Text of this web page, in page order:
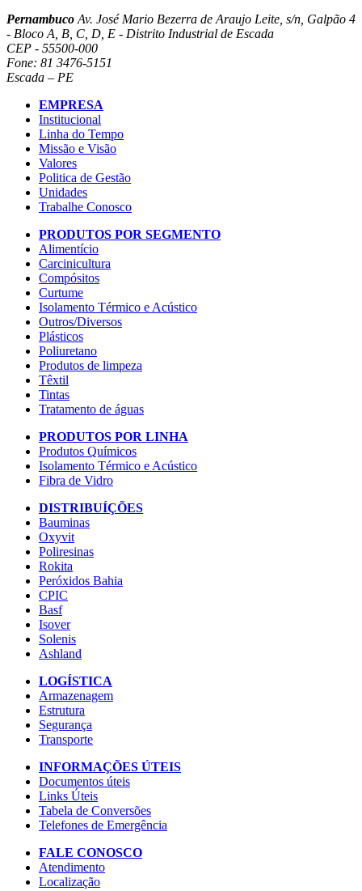
Pernambuco Av. José Mario Bezerra de Araujo Leite, s/n, Galpão 4
- Bloco A, B, C, D, E - Distrito Industrial de Escada
CEP - 55500-000
Fone: 81 3476-5151
Escada – PE
EMPRESA
Institucional
Linha do Tempo
Missão e Visão
Valores
Politica de Gestão
Unidades
Trabalhe Conosco
PRODUTOS POR SEGMENTO
Alimentício
Carcinicultura
Compósitos
Curtume
Isolamento Térmico e Acústico
Outros/Diversos
Plásticos
Poliuretano
Produtos de limpeza
Têxtil
Tintas
Tratamento de águas
PRODUTOS POR LINHA
Produtos Químicos
Isolamento Térmico e Acústico
Fibra de Vidro
DISTRIBUÍÇÕES
Bauminas
Oxyvit
Poliresinas
Rokita
Peróxidos Bahia
CPIC
Basf
Isover
Solenis
Ashland
LOGÍSTICA
Armazenagem
Estrutura
Segurança
Transporte
INFORMAÇÕES ÚTEIS
Documentos úteis
Links Úteis
Tabela de Conversões
Telefones de Emergência
FALE CONOSCO
Atendimento
Localização